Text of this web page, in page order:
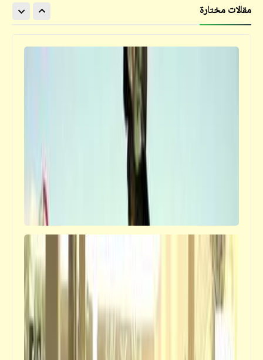
مقالات مختارة